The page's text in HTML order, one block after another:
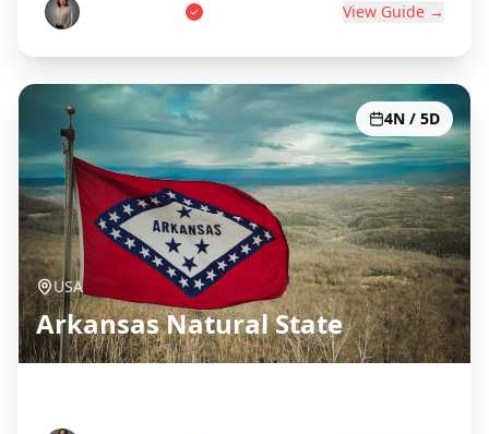
View Guide →
4N / 5D
USA
Arkansas Natural State